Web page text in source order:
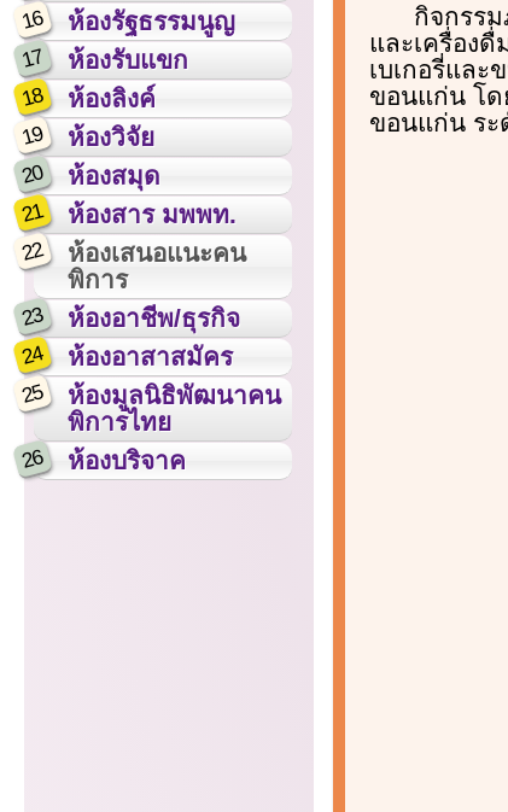
16 ห้องรัฐธรรมนูญ
17 ห้องรับแขก
18 ห้องลิงค์
19 ห้องวิจัย
20 ห้องสมุด
21 ห้องสาร มพพท.
22
ห้องเสนอแนะคน
พิการ
23 ห้องอาชีพ/ธุรกิจ
24 ห้องอาสาสมัคร
25
ห้องมูลนิธิพัฒนาคน
พิการไทย
26 ห้องบริจาค
กิจกรร
และเครื่อง
เบเกอรี่แล
ขอนแก่น โด
ขอนแก่น ร